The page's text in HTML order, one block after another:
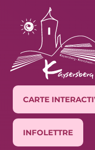
CARTE
INFOLETTRE